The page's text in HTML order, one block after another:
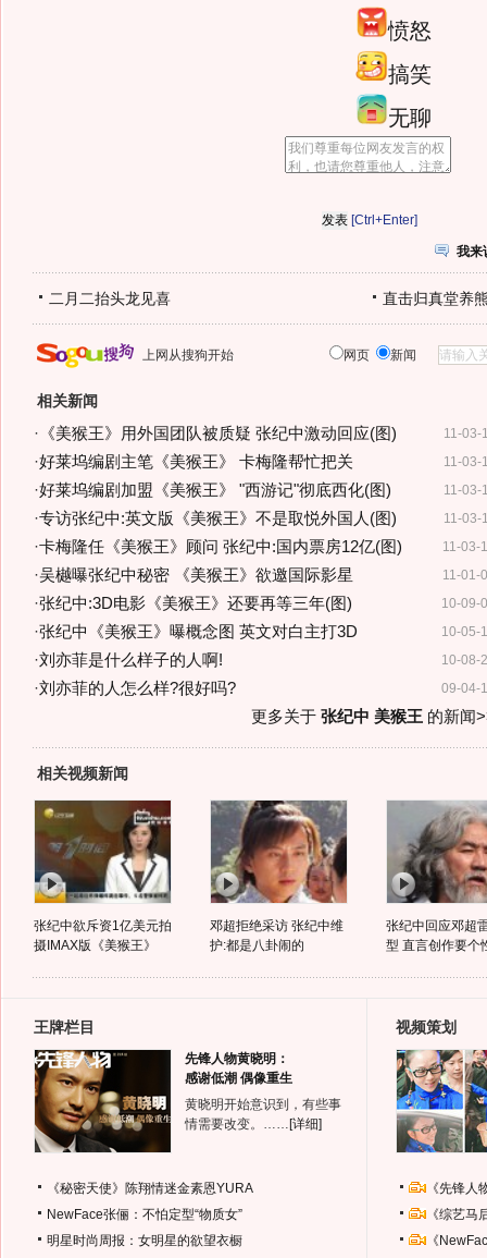
愤怒
搞笑
无聊
[Ctrl+Enter]
我来
二月二抬头龙见喜 直击归真堂养
上网从搜狗开始 网页 新闻
相关新闻
11-03-
· 《美猴王》用外国团队被质疑 张纪中激动回应(图)
11-03-
·好莱坞编剧主笔《美猴王》 卡梅隆帮忙把关
11-03-
·好莱坞编剧加盟《美猴王》 "西游记"彻底西化(图)
11-03-
·专访张纪中:英文版《美猴王》不是取悦外国人(图)
11-03-
·卡梅隆任《美猴王》顾问 张纪中:国内票房12亿(图)
11-01-
·吴樾曝张纪中秘密 《美猴王》欲邀国际影星
10-09-
·张纪中:3D电影《美猴王》还要再等三年(图)
10-05-
·张纪中《美猴王》曝概念图 英文对白主打3D
10-08-
·刘亦菲是什么样子的人啊!
09-04-
·刘亦菲的人怎么样?很好吗?
更多关于 张纪中 美猴王的新闻
相关视频新闻
张纪中欲斥资1亿美元拍
摄IMAX版《美猴王》
邓超拒绝采访 张纪中维
护:都是八卦闹的
张纪中回应邓超
型 直言创作要个
王牌栏目
先锋人物黄晓明：
感谢低潮 偶像重生
黄晓明开始意识到，有些事
情需要改变。…… [详细]
《秘密天使》陈翔情迷金素恩YURA
NewFace张俪：不怕定型“物质女”
明星时尚周报：女明星的欲望衣橱
视频策划
《先锋
《综艺
《